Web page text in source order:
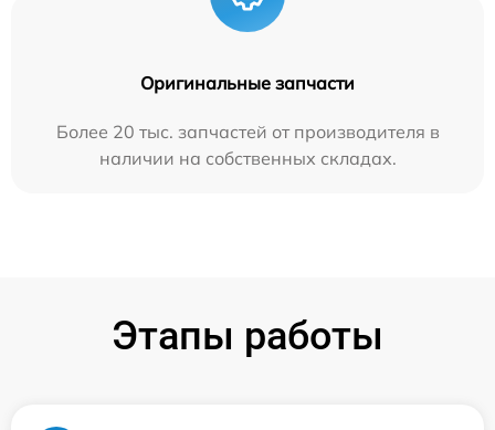
Оригинальные запчасти
Более 20 тыс. запчастей от производителя в
наличии на собственных складах.
Этапы работы